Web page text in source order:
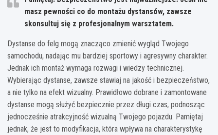
masz pewności co do montażu dystansów, zawsze
skonsultuj się z profesjonalnym warsztatem.
Dystanse do felg mogą znacząco zmienić wygląd Twojego
samochodu, nadając mu bardziej sportowy i agresywny charakter.
Jednak ich montaż wymaga rozwagi i wiedzy technicznej.
Wybierając dystanse, zawsze stawiaj na jakość i bezpieczeństwo,
a nie tylko na efekt wizualny. Prawidłowo dobrane i zamontowane
dystanse mogą służyć bezpiecznie przez długi czas, podnosząc
jednocześnie atrakcyjność wizualną Twojego pojazdu. Pamiętaj
jednak, że jest to modyfikacja, która wpływa na charakterystykę